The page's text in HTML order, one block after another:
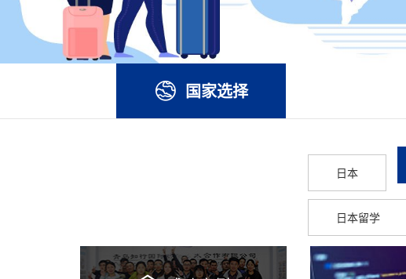
国家选择
日本
日本留学